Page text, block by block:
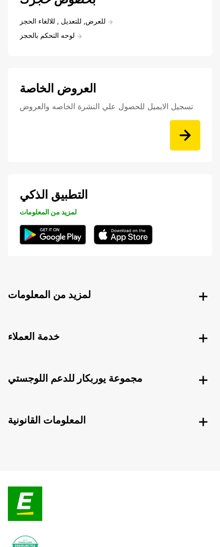
للعرض, للتعديل , للالغاء الحجز
لوحه التحكم بالحجز
العروض الخاصة
تسجيل الايميل للحصول علي النشرة الخاصه والعروض
التطبيق الذكي
لمزيد من المعلومات
لمزيد من المعلومات
خدمة العملاء
مجموعة يوربكار للدعم اللوجستي
المعلومات القانونية